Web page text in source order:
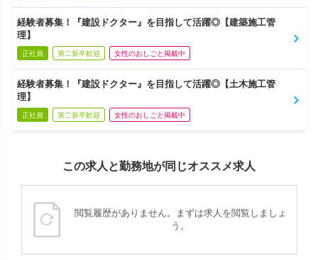
経験者募集！『建設ドクター』を目指して活躍◎【建築施工管
理】
正社員 第二新卒歓迎 女性のおしごと掲載中
経験者募集！『建設ドクター』を目指して活躍◎【土木施工管
理】
正社員 第二新卒歓迎 女性のおしごと掲載中
この求人と勤務地が同じオススメ求人
閲覧履歴がありません。まずは求人を閲覧しましょ
う。